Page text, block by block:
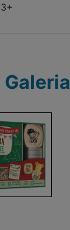
3+
Galeria